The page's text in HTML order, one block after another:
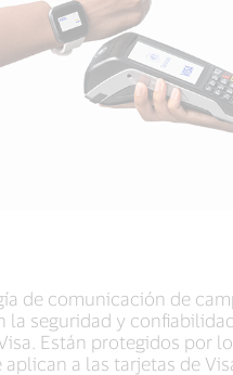
de comunicación de
la seguridad y
Están protegidos por
a las tarjetas de